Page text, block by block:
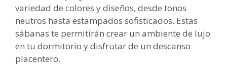
variedad de colores y diseños, desde tonos
neutros hasta estampados sofisticados. Estas
sábanas te permitirán crear un ambiente de lujo
en tu dormitorio y disfrutar de un descanso
placentero.